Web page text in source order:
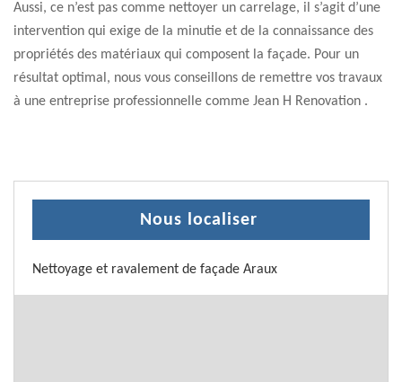
Aussi, ce n’est pas comme nettoyer un carrelage, il s’agit d’une
intervention qui exige de la minutie et de la connaissance des
propriétés des matériaux qui composent la façade. Pour un
résultat optimal, nous vous conseillons de remettre vos travaux
à une entreprise professionnelle comme Jean H Renovation .
Nous localiser
Nettoyage et ravalement de façade Araux